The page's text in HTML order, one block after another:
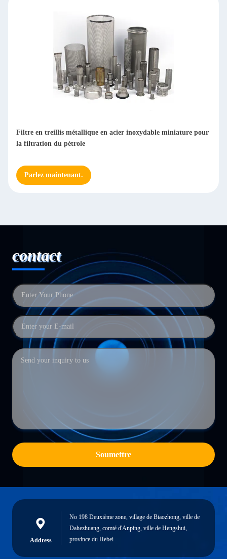
Filtres en maille en acier inoxydable anticorrosion pour le
traitement de l'eau
Parlez maintenant.
contact
Soumettre
Address
No 198 Deuxième zone, village de Biaozhong, ville de
Dahezhuang, comté d'Anping, ville de Hengshui,
province du Hebei